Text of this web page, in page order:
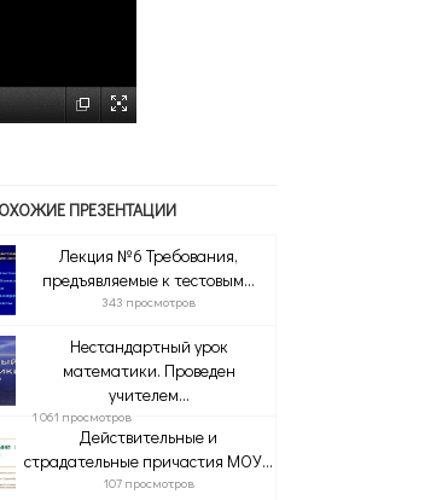
ПРЕЗЕНТАЦИИ
Лекция №6 Требования,
предъявляемые к тестовым...
343 просмотров
Нестандартный урок
математики. Проведен
учителем...
1 061 просмотров
Действительные и
страдательные причастия МОУ...
107 просмотров